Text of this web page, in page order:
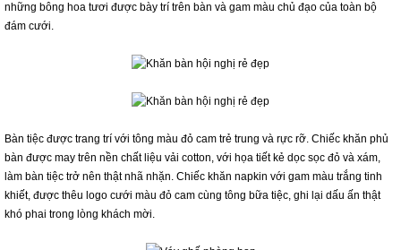
những bông hoa tươi được bày trí trên bàn và gam màu chủ đạo của toàn bộ
đám cưới.
Bàn tiệc được trang trí với tông màu đỏ cam trẻ trung và rực rỡ. Chiếc khăn phủ
bàn được may trên nền chất liệu vải cotton, với họa tiết kẻ dọc sọc đỏ và xám,
làm bàn tiệc trở nên thật nhã nhặn. Chiếc khăn napkin với gam màu trắng tinh
khiết, được thêu logo cưới màu đỏ cam cùng tông bữa tiệc, ghi lại dấu ấn thật
khó phai trong lòng khách mời.